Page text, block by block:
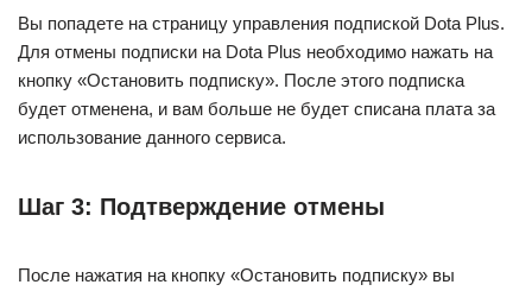
Вы попадете на страницу управления подпиской Dota Plus.
Для отмены подписки на Dota Plus необходимо нажать на
кнопку «Остановить подписку». После этого подписка
будет отменена, и вам больше не будет списана плата за
использование данного сервиса.
Шаг 3: Подтверждение отмены
После нажатия на кнопку «Остановить подписку» вы